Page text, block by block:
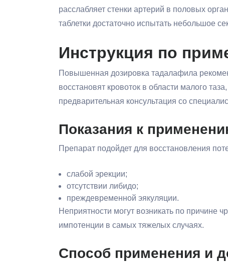
расслабляет стенки артерий в половых
таблетки достаточно испытать небольшое
Инструкция по
Повышенная дозировка тадалафила
восстановят кровоток в области малого
предварительная консультация со
Показания к
Препарат подойдет для восстановления
слабой эрекции;
отсутствии либидо;
преждевременной эякуляции.
Неприятности могут возникать по причине
импотенции в самых тяжелых случаях.
Способ применения и